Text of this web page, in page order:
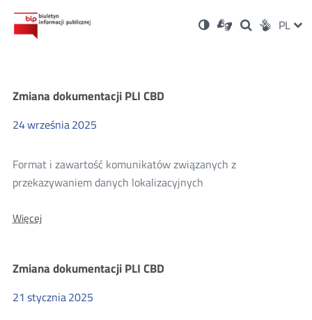
Ustawienia
Wersja
kontrastowa
Dla
niesłyszących
OtwórzOtwórz
w
Otwórz
w
Social PL
PLI
CBD
Zmiana dokumentacji PLI CBD
24września2025
Format i zawartość komunikatów związanych z
przekazywaniem danych lokalizacyjnych
WięcejO:
CBD
Zmiana dokumentacji PLI CBD
21 stycznia2025